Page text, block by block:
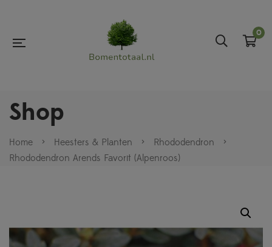
0
Shop
Home > Heesters & Planten > Rhododendron
>
Rhododendron Arends Favorit (Alpenroos)